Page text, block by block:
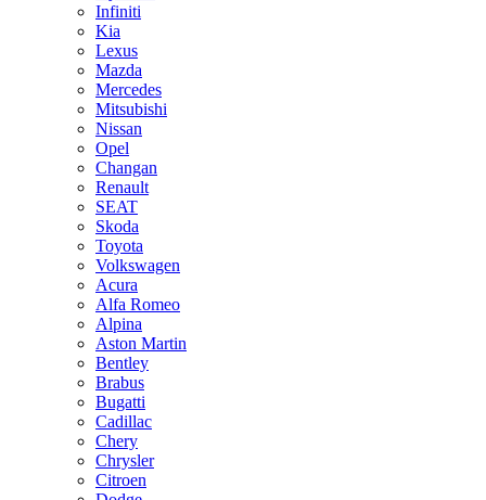
Infiniti
Kia
Lexus
Mazda
Mercedes
Mitsubishi
Nissan
Opel
Changan
Renault
SEAT
Skoda
Toyota
Volkswagen
Acura
Alfa Romeo
Alpina
Aston Martin
Bentley
Brabus
Bugatti
Cadillac
Chery
Chrysler
Citroen